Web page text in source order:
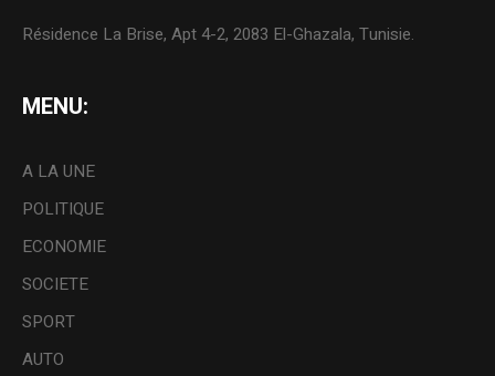
Résidence La Brise, Apt 4-2, 2083 El-Ghazala, Tunisie.
MENU:
A LA UNE
POLITIQUE
ECONOMIE
SOCIETE
SPORT
AUTO